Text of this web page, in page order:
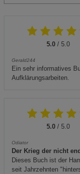
5.0 / 5.0
Gerald244
Ein sehr informatives
Aufklärungsarbeiten.
5.0 / 5.0
Odiator
Der Krieg der nicht
Dieses Buch ist der
seit Jahrzehnten